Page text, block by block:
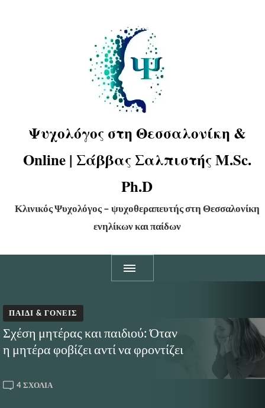
Ψυχολόγος στη Θεσσαλονίκη &
Online | Σάββας Σαλπιστής M.Sc.
Ph.D
Κλινικός Ψυχολόγος – ψυχοθεραπευτής στη Θεσσαλονίκη
ενηλίκων και παίδων
ΠΑΙΔΊ & ΓΟΝΕΊΣ
Σχέση μητέρας και παιδιού: Όταν
η μητέρα φοβίζει αντί να φροντίζει
4 ΣΧΌΛΙΑΣΤΟ